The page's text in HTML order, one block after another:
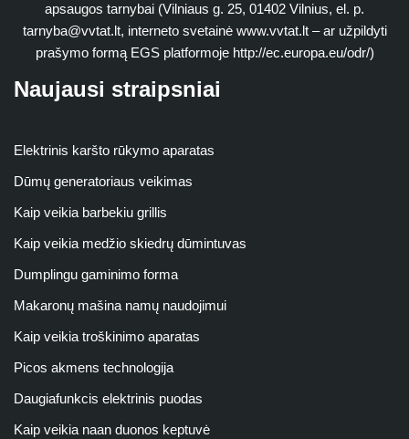
apsaugos tarnybai (Vilniaus g. 25, 01402 Vilnius, el. p.
tarnyba@vvtat.lt, interneto svetainė www.vvtat.lt – ar užpildyti
prašymo formą EGS platformoje http://ec.europa.eu/odr/)
Naujausi straipsniai
Elektrinis karšto rūkymo aparatas
Dūmų generatoriaus veikimas
Kaip veikia barbekiu grillis
Kaip veikia medžio skiedrų dūmintuvas
Dumplingu gaminimo forma
Makaronų mašina namų naudojimui
Kaip veikia troškinimo aparatas
Picos akmens technologija
Daugiafunkcis elektrinis puodas
Kaip veikia naan duonos keptuvė